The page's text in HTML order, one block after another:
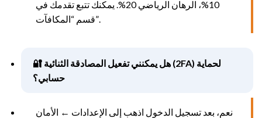
10%، الرهان الرياضي 20%. يمكنك تتبع تقدمك في
قسم “المكافآت”.
🔐 هل يمكنني تفعيل المصادقة الثنائية (2FA) لحماية
حسابي؟
نعم، بعد تسجيل الدخول اذهب إلى الإعدادات ← الأمان